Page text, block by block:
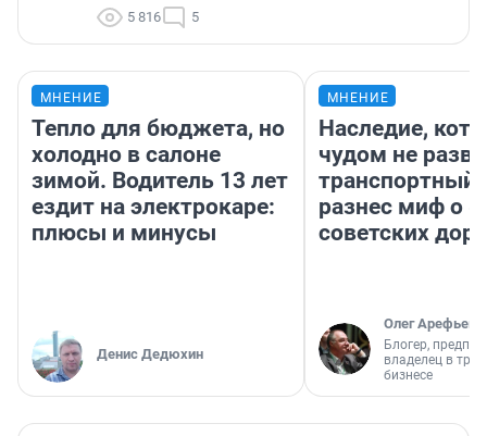
5 816 5
МНЕНИЕ
Тепло для бюджета, но
холодно в салоне
зимой. Водитель 13 лет
ездит на электрокаре:
плюсы и минусы
Денис Дедюхин
МНЕНИЕ
Наследие,
чудом не
транспортный
разнес миф о
советских
Олег Арефьев
Блогер,
владелец в
бизнесе